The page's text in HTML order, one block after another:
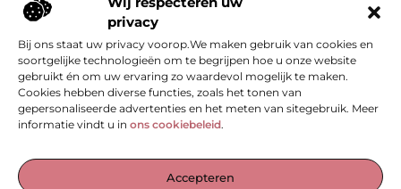
privacy
Bij ons staat uw privacy voorop.We maken gebruik van cookies en
soortgelijke technologieën om te begrijpen hoe u onze website
gebruikt én om uw ervaring zo waardevol mogelijk te maken.
Cookies hebben diverse functies, zoals het tonen van
gepersonaliseerde advertenties en het meten van sitegebruik. Meer
informatie vindt u in ons cookiebeleid.
Accepteren
De Verzamelplaats voor Blogs en Inzichten
Onze informatie